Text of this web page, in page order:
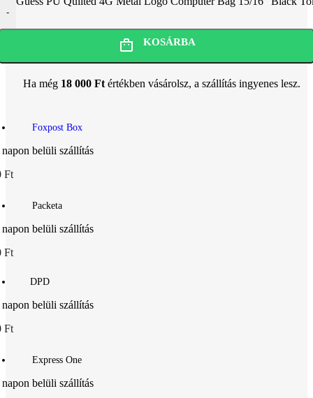
-
KOSÁRBA
Ha még 18 000 Ft értékben vásárolsz, a szállítás ingyenes lesz.
Foxpost Box
belüli szállítás
Ft
Packeta
belüli szállítás
Ft
DPD
belüli szállítás
Ft
Express One
belüli szállítás